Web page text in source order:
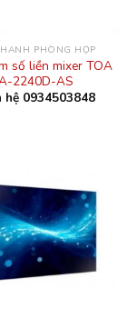
PHÒNG HỌP
số liền mixer TOA
2240D-AS
hệ 0934503848